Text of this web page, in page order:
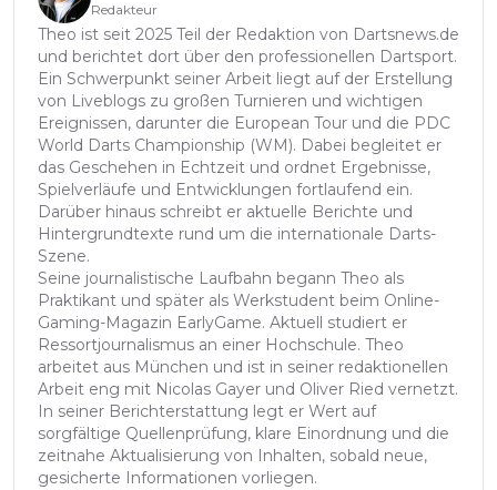
Redakteur
Theo ist seit 2025 Teil der Redaktion von Dartsnews.de
und berichtet dort über den professionellen Dartsport.
Ein Schwerpunkt seiner Arbeit liegt auf der Erstellung
von Liveblogs zu großen Turnieren und wichtigen
Ereignissen, darunter die European Tour und die PDC
World Darts Championship (WM). Dabei begleitet er
das Geschehen in Echtzeit und ordnet Ergebnisse,
Spielverläufe und Entwicklungen fortlaufend ein.
Darüber hinaus schreibt er aktuelle Berichte und
Hintergrundtexte rund um die internationale Darts-
Szene.
Seine journalistische Laufbahn begann Theo als
Praktikant und später als Werkstudent beim Online-
Gaming-Magazin EarlyGame. Aktuell studiert er
Ressortjournalismus an einer Hochschule. Theo
arbeitet aus München und ist in seiner redaktionellen
Arbeit eng mit Nicolas Gayer und Oliver Ried vernetzt.
In seiner Berichterstattung legt er Wert auf
sorgfältige Quellenprüfung, klare Einordnung und die
zeitnahe Aktualisierung von Inhalten, sobald neue,
gesicherte Informationen vorliegen.